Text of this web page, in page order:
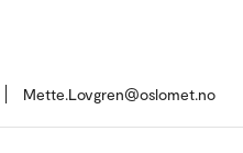
Mette.Lovgren@oslomet.no